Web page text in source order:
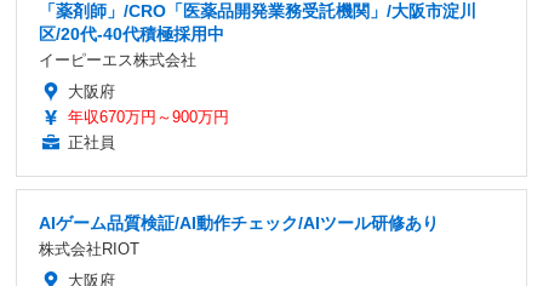
「薬剤師」/CRO「医薬品開発業務受託機関」/大阪市淀川
区/20代-40代積極採用中
イーピーエス株式会社
大阪府
年収670万円～900万円
正社員
AIゲーム品質検証/AI動作チェック/AIツール研修あり
株式会社RIOT
大阪府